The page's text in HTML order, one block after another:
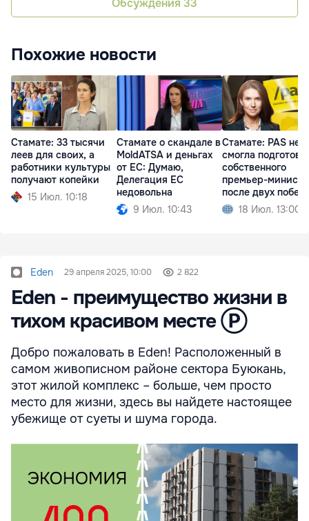
Обсуждения 33
Похожие новости
Стамате: 33 тысячи
леев для своих, а
работники культуры
получают копейки
15 Июл. 10:18
Стамате о скандале в
MoldATSA и деньгах
от ЕС: Думаю,
Делегация ЕС
недовольна
9 Июл. 10:43
Стамате: PAS не
смогла
собственного
премьер-
после двух побед
18 Июл. 13:00
Eden 29 апреля 2025, 10:00 2 822
Eden - преимущество жизни в
тихом красивом месте Ⓟ
Добро пожаловать в Eden! Расположенный в
самом живописном районе сектора Буюкань,
этот жилой комплекс – больше, чем просто
место для жизни, здесь вы найдете настоящее
убежище от суеты и шума города.